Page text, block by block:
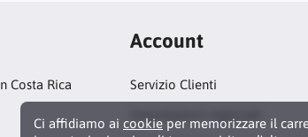
Ci affidiamo ai cookie per memorizzare il
Costa Rica
Account
Servizio Clienti
Impostazioni regionali